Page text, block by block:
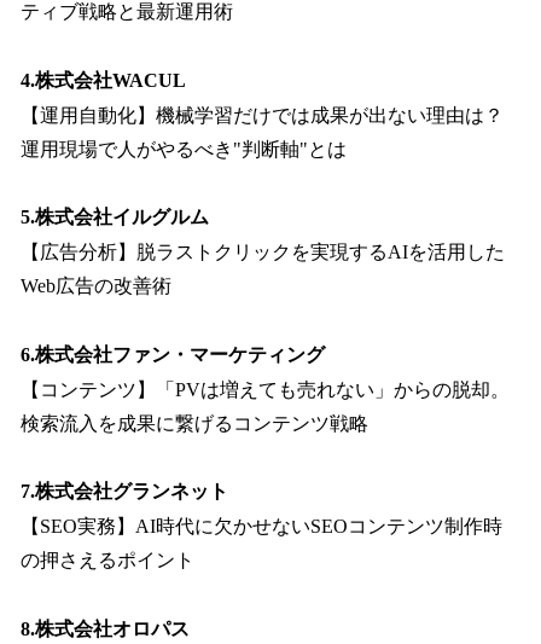
ティブ戦略と最新運用術
4.株式会社WACUL
【運用自動化】機械学習だけでは成果が出ない理由は？
運用現場で人がやるべき"判断軸"とは
5.株式会社イルグルム
【広告分析】脱ラストクリックを実現するAIを活用した
Web広告の改善術
6.株式会社ファン・マーケティング
【コンテンツ】「PVは増えても売れない」からの脱却。
検索流入を成果に繋げるコンテンツ戦略
7.株式会社グランネット
【SEO実務】AI時代に欠かせないSEOコンテンツ制作時
の押さえるポイント
8.株式会社オロパス